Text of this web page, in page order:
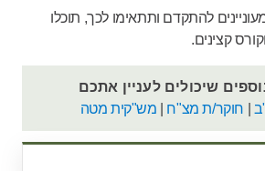
להתקדם ותתאימו לכך, תוכלו
קצינים.
שיכולים לעניין אתכם
חוקר/ת מצ"ח מש"קית מטה